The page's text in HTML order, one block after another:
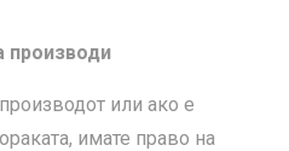
производи
или ако е
имате право на